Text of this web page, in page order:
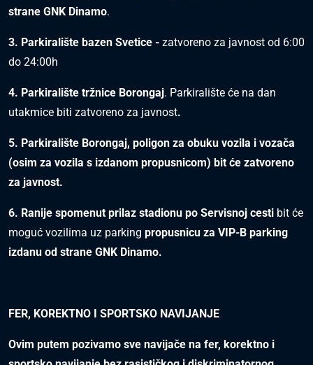
strane GNK Dinamo.
3. Parkiralište bazen Svetice - zatvoreno za javnost od 6:00
do 24:00h
4. Parkiralište tržnice Borongaj. Parkiralište će na dan
utakmice biti zatvoreno za javnost.
5. Parkiralište Borongaj, poligon za obuku vozila i vozača
(osim za vozila s izdanom propusnicom) bit će zatvoreno
za javnost.
6. Ranije spomenut prilaz stadionu po Servisnoj cesti bit će
moguć vozilima uz parking propusnicu za VIP-B parking
izdanu od strane GNK Dinamo.
FER, KOREKTNO I SPORTSKO NAVIJANJE
Ovim putem pozivamo sve navijače na fer, korektno i